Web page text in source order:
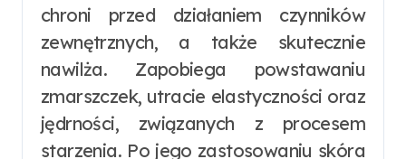
chroni przed działaniem czynników
zewnętrznych, a także skutecznie
nawilża. Zapobiega powstawaniu
zmarszczek, utracie elastyczności oraz
jędrności, związanych z procesem
starzenia. Po jego zastosowaniu skóra